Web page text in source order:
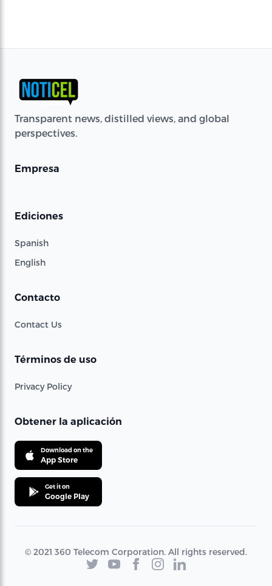
Transparent news, distilled views, and global
perspectives.
Empresa
Ediciones
Spanish
English
Contacto
Contact Us
Términos de uso
Privacy Policy
Obtener la aplicación
Download on the
App Store
Get it on
Google Play
© 2021 360 Telecom Corporation. All rights reserved.